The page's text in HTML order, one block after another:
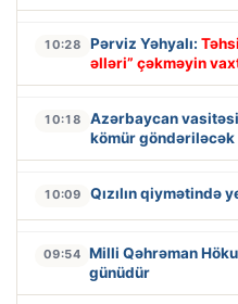
10:28 Pərviz Yəhyalı:
əlləri” çəkməyin
10:18
Azərbaycan
kömür göndəriləcək
10:09 Qızılın qiymətində
09:54 Milli Qəhrəman
günüdür